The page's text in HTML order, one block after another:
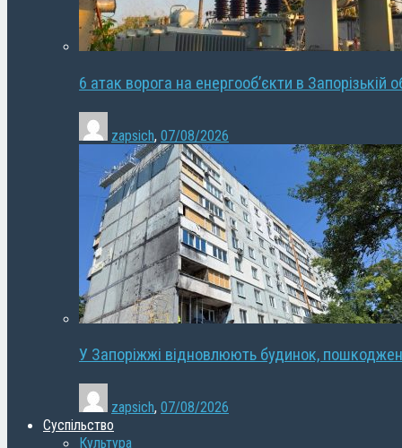
6 атак ворога на енергооб’єкти в Запорізькій
zapsich, 07/08/2026
У Запоріжжі відновлюють будинок,
zapsich, 07/08/2026
Суспільство
Культура